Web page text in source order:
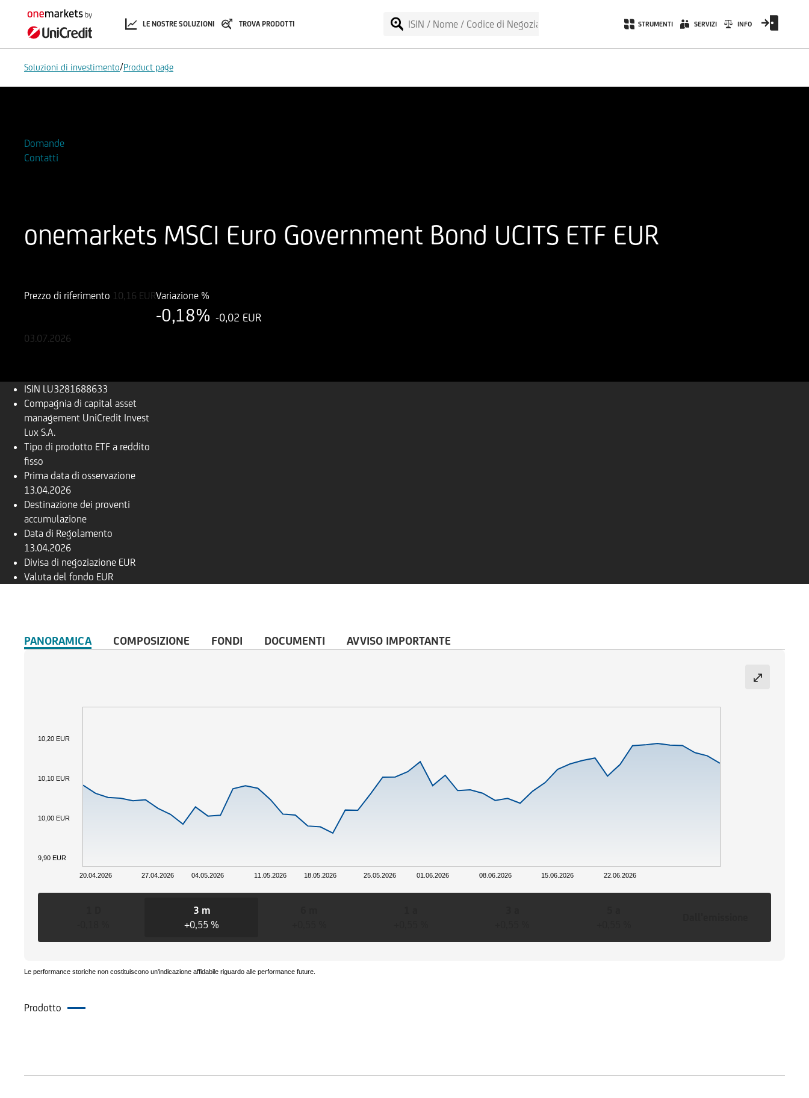
LE NOSTRE SOLUZIONI TROVA PRODOTTI STRUMENTI SERVIZI INFO
Soluzioni di investimento/Product page
Domande
Contatti
onemarkets MSCI Euro Government Bond UCITS ETF EUR
Prezzo di riferimento 10,16 EURVariazione %
-0,18% -0,02 EUR
03.07.2026
ISIN LU3281688633
Compagnia di capital asset
management UniCredit Invest
Lux S.A.
Tipo di prodotto ETF a reddito
fisso
Prima data di osservazione
13.04.2026
Destinazione dei proventi
accumulazione
Data di Regolamento
13.04.2026
Divisa di negoziazione EUR
Valuta del fondo EUR
PANORAMICA COMPOSIZIONE FONDI DOCUMENTI AVVISO IMPORTANTE
20.04.2026 27.04.2026 04.05.2026 11.05.2026 18.05.2026 25.05.2026 01.06.2026 08.06.2026 15.06.2026 22.06.2026
9,90 EUR
10,00 EUR
10,10 EUR
10,20 EUR
3 m
+0,55 %
Le performance storiche non costituiscono un'indicazione affidabile riguardo alle performance future.
Prodotto